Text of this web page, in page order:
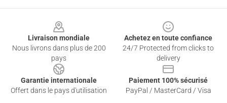
Livraison mondiale
Nous livrons dans plus de 200
pays
Achetez en toute confiance
24/7 Protected from clicks to
delivery
Garantie internationale
Offert dans le pays d'utilisation
Paiement 100% sécurisé
PayPal / MasterCard / Visa